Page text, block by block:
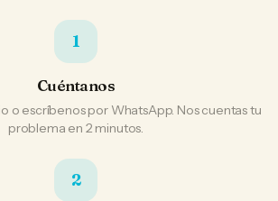
1
Cuéntanos
o escríbenos por WhatsApp. Nos cuentas tu
problema en 2 minutos.
2